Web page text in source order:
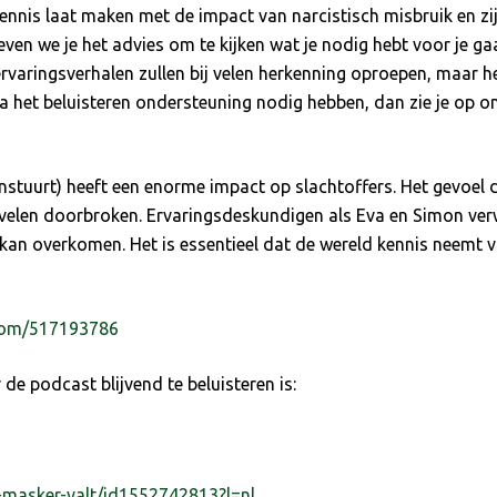
laat maken met de impact van narcistisch misbruik en
we je het advies om te kijken wat je nodig hebt voor je
zullen bij velen herkenning oproepen, maar
beluisteren ondersteuning nodig hebben, dan zie je op
heeft een enorme impact op slachtoffers. Het gevoel
doorbroken. Ervaringsdeskundigen als Eva en Simon
overkomen. Het is essentieel dat de wereld kennis neemt
517193786
podcast blijvend te beluisteren is: